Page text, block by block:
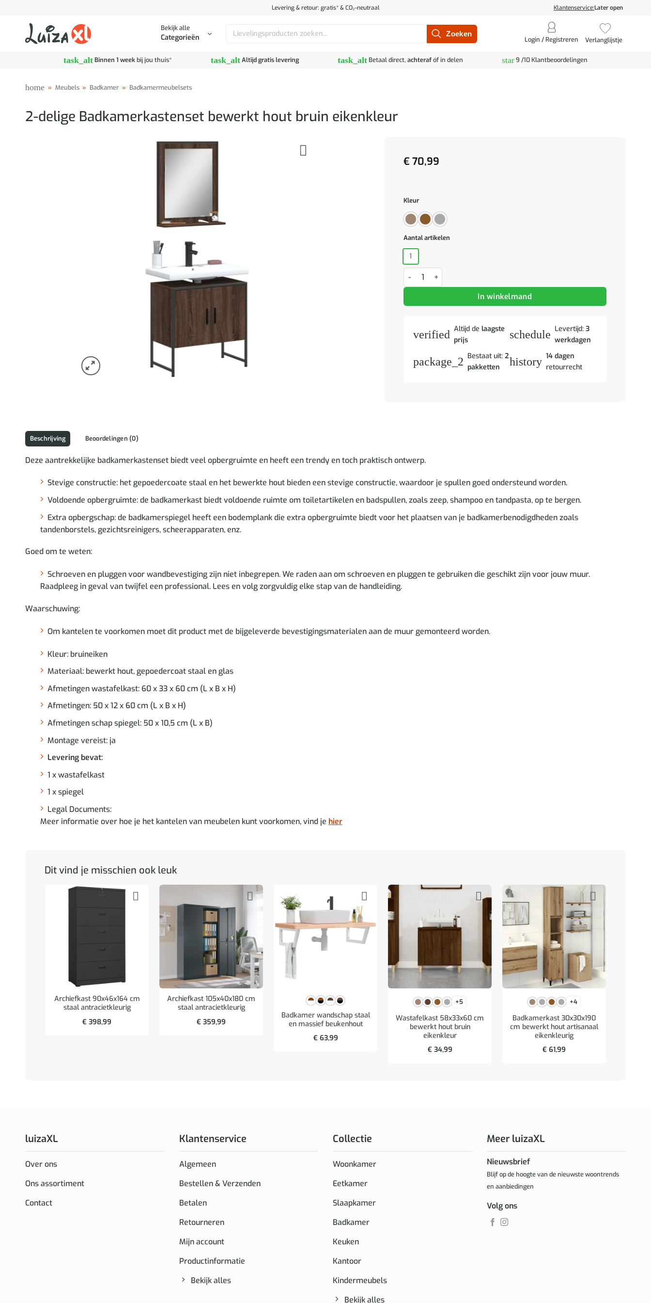
Levering & retour: gratis* & CO₂-neutraal Klantenservice:Later open
Bekijk alle
Categorieën
Zoeken
Login / Registreren Verlanglijstje
task_altBinnen 1 weekbij jou thuis* task_altAltijd gratis levering task_alt Betaal direct, achterafóf in delen star9 /10 Klantbeoordelingen
home » Meubels » Badkamer » Badkamermeubelsets
2-delige Badkamerkastenset bewerkt hout bruin eikenkleur
€ 70,99
Kleur
Aantal artikelen
1
2-delige Badkamerkastenset bewerkt hout bruin eikenkleur aantal
In winkelmand
verified Altijd de laagste
prijs
schedule Levertijd:3
werkdagen
package_2 Bestaat uit: 2
pakketten
history 14 dagen
retourrecht
Beschrijving Beoordelingen (0)
Deze aantrekkelijke badkamerkastenset biedt veel opbergruimte en heeft een trendy en toch praktisch ontwerp.
Stevige constructie: het gepoedercoate staal en het bewerkte hout bieden een stevige constructie, waardoor je spullen goed ondersteund worden.
Voldoende opbergruimte: de badkamerkast biedt voldoende ruimte om toiletartikelen en badspullen, zoals zeep, shampoo en tandpasta, op te bergen.
Extra opbergschap: de badkamerspiegel heeft een bodemplank die extra opbergruimte biedt voor het plaatsen van je badkamerbenodigdheden zoals
tandenborstels, gezichtsreinigers, scheerapparaten, enz.
Goed om te weten:
Schroeven en pluggen voor wandbevestiging zijn niet inbegrepen. We raden aan om schroeven en pluggen te gebruiken die geschikt zijn voor jouw muur.
Raadpleeg in geval van twijfel een professional. Lees en volg zorgvuldig elke stap van de handleiding.
Waarschuwing:
Om kantelen te voorkomen moet dit product met de bijgeleverde bevestigingsmaterialen aan de muur gemonteerd worden.
Kleur: bruineiken
Materiaal: bewerkt hout, gepoedercoat staal en glas
Afmetingen wastafelkast: 60 x 33 x 60 cm (L x B x H)
Afmetingen: 50 x 12 x 60 cm (L x B x H)
Afmetingen schap spiegel: 50 x 10,5 cm (L x B)
Montage vereist: ja
Levering bevat:
1 x wastafelkast
1 x spiegel
Legal Documents:
Meer informatie over hoe je het kantelen van meubelen kunt voorkomen, vind je hier
Dit vind je misschien ook leuk
Archiefkast 90x46x164 cm
staal antracietkleurig
€ 398,99
Archiefkast 105x40x180 cm
staal antracietkleurig
€ 359,99
Badkamer wandschap staal
en massief beukenhout
€63,99
+5
Wastafelkast 58x33x60 cm
bewerkt hout bruin
eikenkleur
€34,99
+4
Badkamerkast 30x30x190
cm bewerkt hout artisanaal
eikenkleurig
€ 61,99
luizaXL
Over ons
Ons assortiment
Contact
Klantenservice
Algemeen
Bestellen & Verzenden
Betalen
Retourneren
Mijn account
Productinformatie
Bekijk alles
Collectie
Woonkamer
Eetkamer
Slaapkamer
Badkamer
Keuken
Kantoor
Kindermeubels
Bekijk alles
Meer luizaXL
Nieuwsbrief
Blijf op de hoogte van de nieuwste woontrends
en aanbiedingen
Volg ons